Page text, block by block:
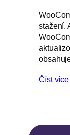
stažení.
Číst více